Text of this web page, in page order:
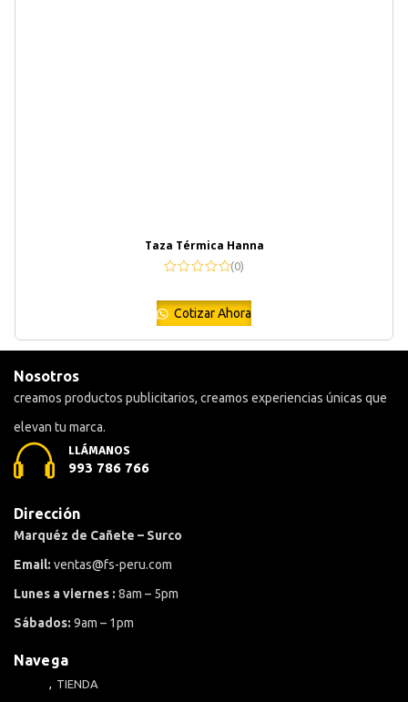
Taza Térmica Hanna
(0)
Cotizar Ahora
Nosotros
creamos productos publicitarios, creamos experiencias únicas que
elevan tu marca.
LLÁMANOS
993 786 766
Dirección
Marquéz de Cañete – Surco
Email: ventas@fs-peru.com
Lunes a viernes : 8am – 5pm
Sábados: 9am – 1pm
Navega
TIENDA